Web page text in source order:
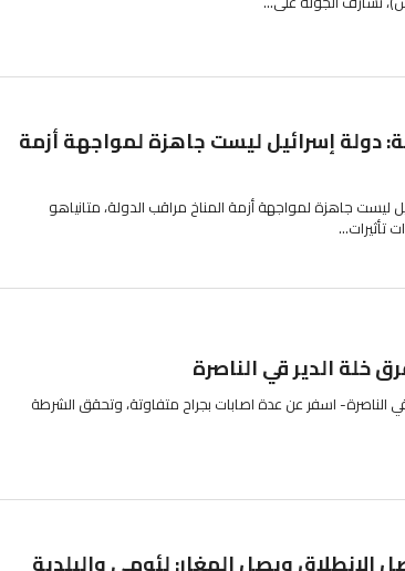
دولة إسرائيل ليست جاهزة لمواجهة أزمة
ليست جاهزة لمواجهة أزمة المناخ مراقب الدولة، متانياهو
تأثيرات...
خلة الدير قي الناصرة
الناصرة- اسفر عن عدة اصابات بجراح متفاوتة، وتحقق الشرطة